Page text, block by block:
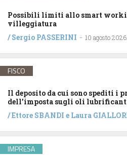
Possibili limiti allo smart
villeggiatura
/Sergio PASSERINI - 10 agosto 2026
FISCO
Il deposito da cui sono spediti i
dell’imposta sugli oli
/Ettore SBANDI e Laura
IMPRESA